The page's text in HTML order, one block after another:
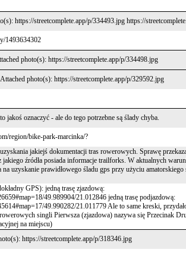
https://streetcomplete.app/p/334493.jpg https://
1493634302
photo(s): https://streetcomplete.app/p/334498.jpg
photo(s): https://streetcomplete.app/p/329592.jpg
jakoś oznaczyć - ale do tego potrzebne są ślady chyba.
region/bike-park-marcinka/?
jakiejś dokumentacji tras rowerowych. Sprawę
źródła posiada informacje trailforks. W aktualnych
na uzyskanie prawidłowego śladu gps przy użyciu
GPS): jedną trasę zjazdową:
49.989904/21.012846 jedną trasę podjazdową:
49.990282/21.011779 Ale to same kreski,
singli Pierwsza (zjazdowa) nazywa się Przecinak
na miejscu)
https://streetcomplete.app/p/318346.jpg